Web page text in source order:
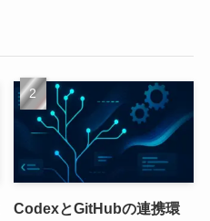
CodexとGitHubの連携環